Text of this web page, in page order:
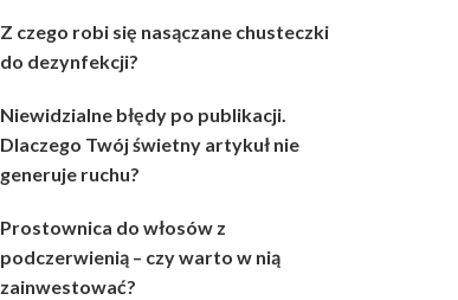
Z czego robi się nasączane chusteczki
do dezynfekcji?
Niewidzialne błędy po publikacji.
Dlaczego Twój świetny artykuł nie
generuje ruchu?
Prostownica do włosów z
podczerwienią – czy warto w nią
zainwestować?